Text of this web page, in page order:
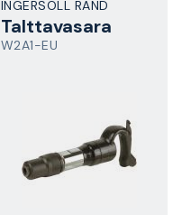
INGERSOLL RAND
Talttavasara
W2A1-EU